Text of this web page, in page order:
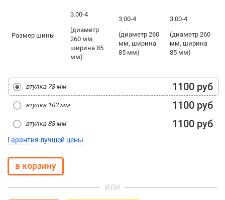
Размер шины
3.00-4
(диаметр
260 мм,
ширина 85
мм)
3.00-4
(диаметр 260
мм, ширина
85 мм)
3.00-4
(диаметр 260
мм, ширина
85 мм)
втулка 78 мм 1100 руб
втулка 102 мм 1100 руб
втулка 88 мм 1100 руб
Гарантия лучшей цены
ИЛИ